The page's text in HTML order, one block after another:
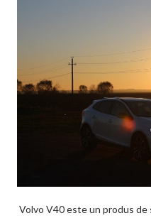
Volvo V40 este un produs